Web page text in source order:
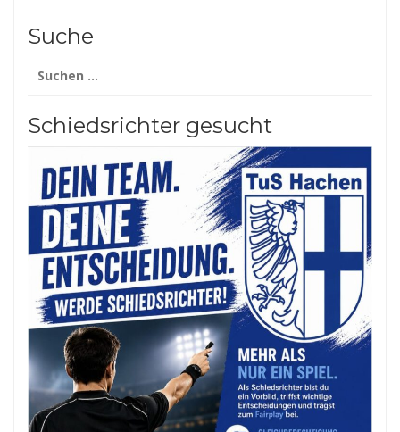
Suche
nach:
Schiedsrichter gesucht